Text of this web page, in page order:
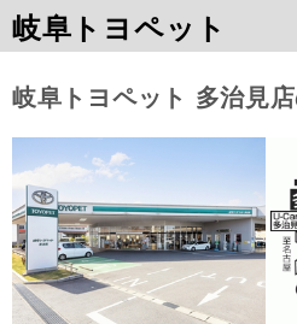
岐阜トヨペット
岐阜トヨペット 多治見